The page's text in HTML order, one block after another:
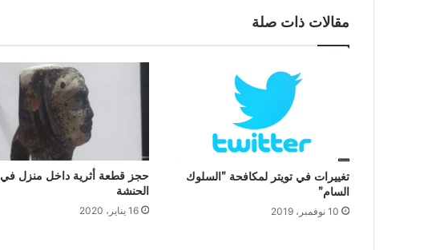
مقالات ذات صلة
تغييرات في تويتر لمكافحة ”السلوك
السام”
10 نوفمبر، 2019
حجز قطعة أثرية داخل منزل في
الحنشة
16 يناير، 2020